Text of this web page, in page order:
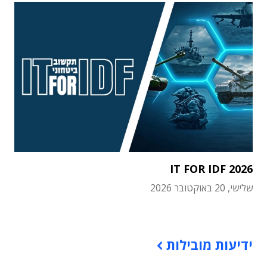
IT FOR IDF 2026
שלישי, 20 באוקטובר 2026
ידיעות מובילות